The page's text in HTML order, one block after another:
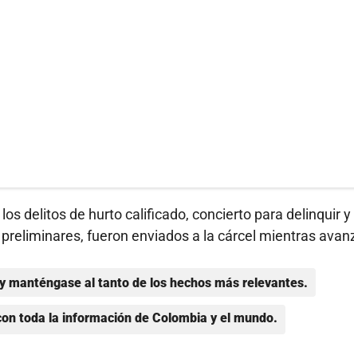
delitos de hurto calificado, concierto para delinquir y
fueron enviados a la cárcel mientras
manténgase al tanto de los hechos más relevantes.
toda la información de Colombia y el mundo.